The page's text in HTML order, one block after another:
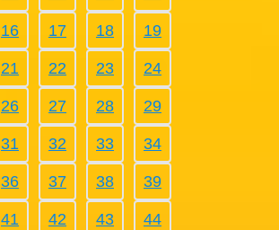
16 17 18 19
21 22 23 24
26 27 28 29
31 32 33 34
36 37 38 39
41 42 43 44